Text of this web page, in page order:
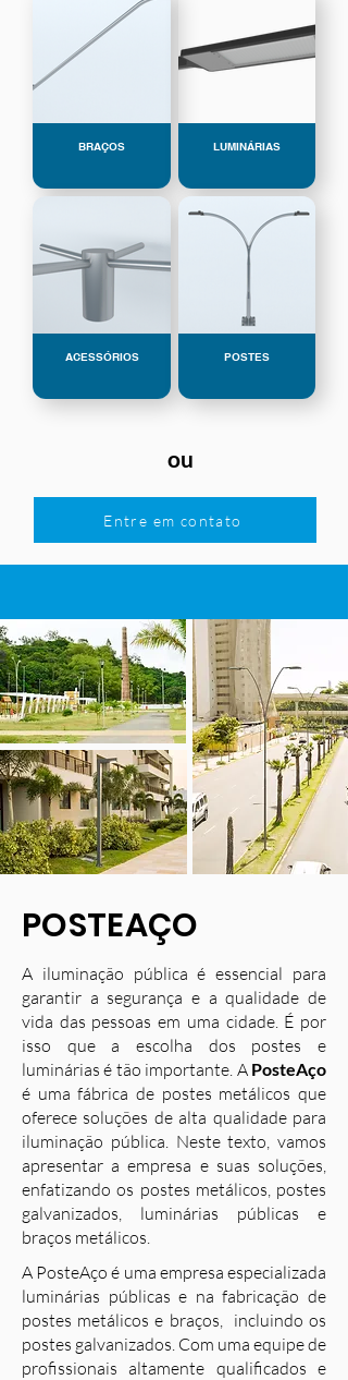
BRAÇOS LUMINÁRIAS
ACESSÓRIOS POSTES
ou
Entre em contato
POSTEAÇO
A iluminação pública é essencial para
garantir a segurança e a qualidade de
vida das pessoas em uma cidade. É por
isso que a escolha dos postes e
luminárias é tão importante. A PosteAço
é uma fábrica de postes metálicos que
oferece soluções de alta qualidade para
iluminação pública. Neste texto, vamos
apresentar a empresa e suas soluções,
enfatizando os postes metálicos, postes
galvanizados, luminárias públicas e
braços metálicos.
A PosteAço é uma empresa especializada
luminárias públicas e na fabricação de
postes metálicos e braços, incluindo os
postes galvanizados. Com uma equipe de
profissionais altamente qualificados e